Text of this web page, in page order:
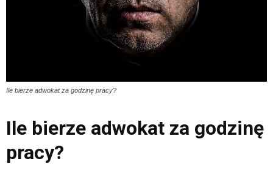
Ile bierze adwokat za godzinę pracy?
Ile bierze adwokat za godzinę
pracy?